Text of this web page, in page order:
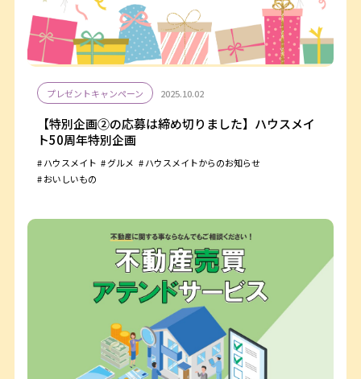
プレゼントキャンペーン 2025.10.02
【特別企画②の応募は締め切りました】ハウスメイ
ト50周年特別企画
ハウスメイト グルメ
ハウスメイトからのお知らせ
おいしいもの